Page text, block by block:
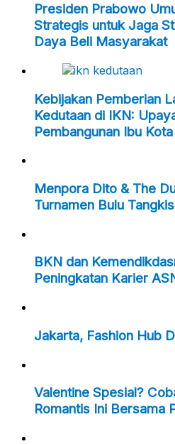
Presiden Prabowo
Strategis untuk Jaga
Daya Beli Masyarakat
Kebijakan Pemberian
Kedutaan di IKN:
Pembangunan Ibu
Menpora Dito & The
Turnamen Bulu
BKN dan
Peningkatan Karier
Jakarta, Fashion Hub
Valentine Spesial?
Romantis Ini Bersama